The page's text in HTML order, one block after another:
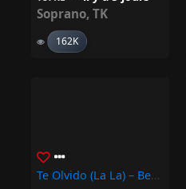
Soprano, TK
162K
Te Olvido (La La) – Benny Blanco, Selena Gomez, Becky G